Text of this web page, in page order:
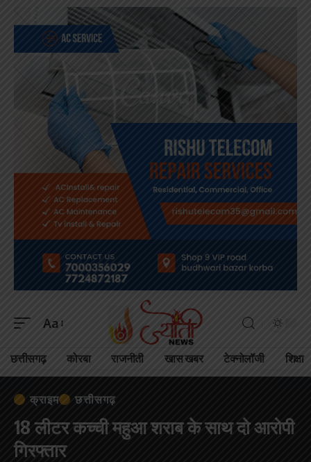
Aa
छत्तीसगढ़ कोरबा राजनीती खास खबर टेक्नोलॉजी शिक्षा
क्राइम छत्तीसगढ़
18 लीटर कच्ची महुआ शराब के साथ दो आरोपी
गिरफ्तार